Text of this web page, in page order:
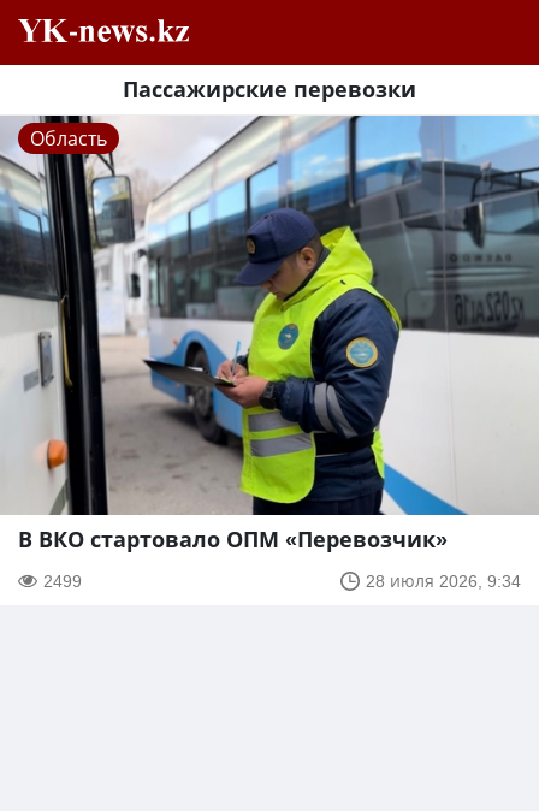
Пассажирские перевозки
Область
В ВКО стартовало ОПМ «Перевозчик»
2499 28 июля 2026, 9:34